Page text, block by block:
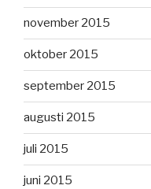
november 2015
oktober 2015
september 2015
augusti 2015
juli 2015
juni 2015